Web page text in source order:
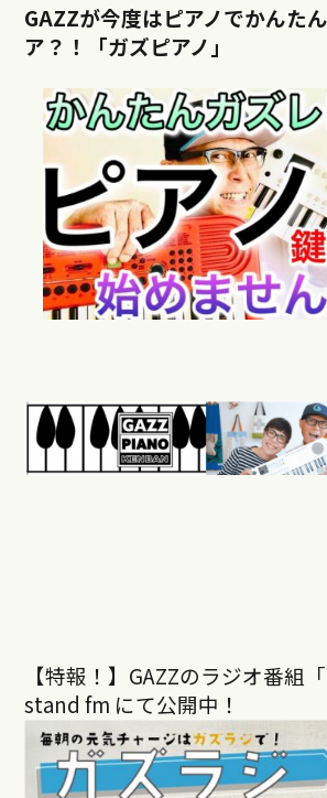
GAZZが今度はピアノでかんた
ア？！「ガズピアノ」
【特報！】GAZZのラジオ番組
stand fm にて公開中！